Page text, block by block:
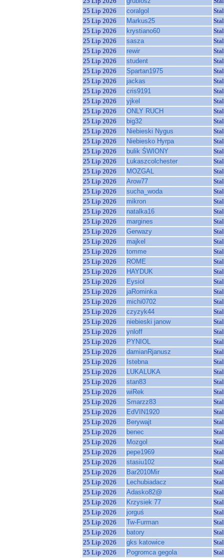
25 Lip 2026
coralgol
25 Lip 2026
Markus25
25 Lip 2026
krystiano60
25 Lip 2026
sasza
25 Lip 2026
rewir
25 Lip 2026
student
25 Lip 2026
Spartan1975
25 Lip 2026
jackas
25 Lip 2026
cris9191
25 Lip 2026
yjkel
25 Lip 2026
ONLY RUCH
25 Lip 2026
big32
25 Lip 2026
Niebieski Nygus
25 Lip 2026
Niebiesko Hyrpa
25 Lip 2026
bulik ŚWIONY
25 Lip 2026
Lukaszcolchester
25 Lip 2026
MOZGAL
25 Lip 2026
Arow77
25 Lip 2026
sucha_woda
25 Lip 2026
mikron
25 Lip 2026
natalka16
25 Lip 2026
margines
25 Lip 2026
Gerwazy
25 Lip 2026
majkel
25 Lip 2026
tomme
25 Lip 2026
ROME
25 Lip 2026
HAYDUK
25 Lip 2026
Eysiol
25 Lip 2026
jaRominka
25 Lip 2026
michi0702
25 Lip 2026
czyzyk44
25 Lip 2026
niebieski janow
25 Lip 2026
ynloff
25 Lip 2026
PYNIOL
25 Lip 2026
damianRjanusz
25 Lip 2026
Istebna
25 Lip 2026
LUKALUKA
25 Lip 2026
stan83
25 Lip 2026
wiRek
25 Lip 2026
Smarzz83
25 Lip 2026
EdVIN1920
25 Lip 2026
Berywajt
25 Lip 2026
benec
25 Lip 2026
Mozgol
25 Lip 2026
pepe1969
25 Lip 2026
stasiu102
25 Lip 2026
Bar2010Mir
25 Lip 2026
Lechubiadacz
25 Lip 2026
Adasko82@
25 Lip 2026
Krzysiek 77
25 Lip 2026
jorguś
25 Lip 2026
Tw-Furman
25 Lip 2026
batory
25 Lip 2026
gks katowice
25 Lip 2026
Pogromca gegola